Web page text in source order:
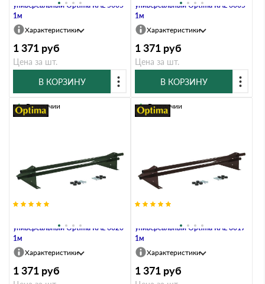
универсальный Optima RAL 5005
1м
Характеристики
1 371 руб
Цена за шт.
В КОРЗИНУ
универсальный Optima RAL 6005
1м
Характеристики
1 371 руб
Цена за шт.
В КОРЗИНУ
универсальный Optima RAL 6020
1м
В наличии
Характеристики
1 371 руб
универсальный Optima RAL 8017
1м
В наличии
Характеристики
1 371 руб